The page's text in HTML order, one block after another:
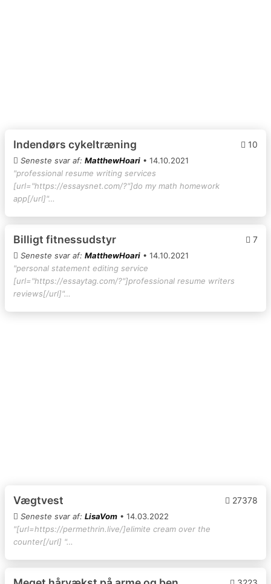
Indendørs cykeltræning 10
Seneste svar af: MatthewHoari • 14.10.2021
"professional resume writing services
[url="https://essaysnet.com/?"]do my math homework
app[/url]"…
Billigt fitnessudstyr 7
Seneste svar af: MatthewHoari • 14.10.2021
"personal statement editing service
[url="https://essaytag.com/?"]professional resume writers
reviews[/url]"…
Vægtvest 27378
Seneste svar af: LisaVom • 14.03.2022
"[url=https://permethrin.live/]elimite cream over the
counter[/url] "…